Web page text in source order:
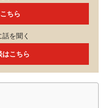
ちら
を聞く
はこちら